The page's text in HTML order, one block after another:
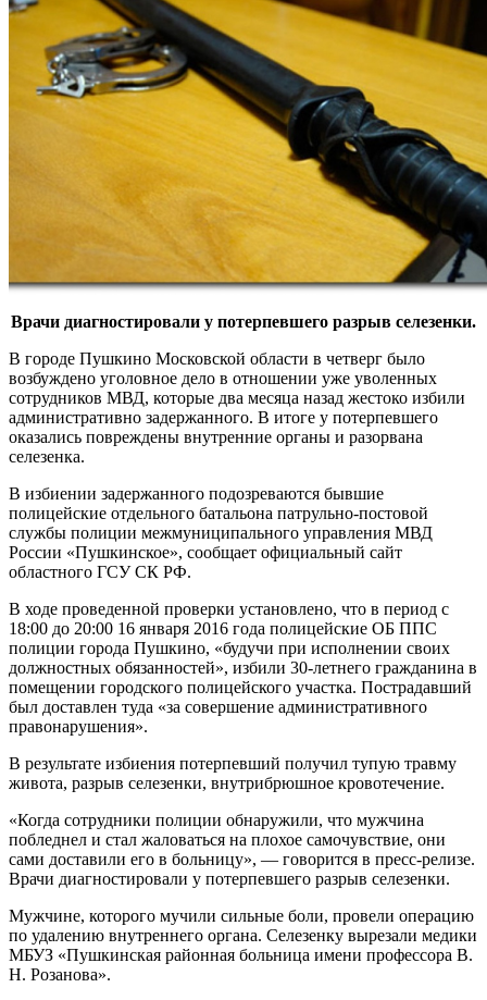
Врачи диагностировали у потерпевшего разрыв селезенки.
В городе Пушкино Московской области в четверг было
возбуждено уголовное дело в отношении уже уволенных
сотрудников МВД, которые два месяца назад жестоко избили
административно задержанного. В итоге у потерпевшего
оказались повреждены внутренние органы и разорвана
селезенка.
В избиении задержанного подозреваются бывшие
полицейские отдельного батальона патрульно-постовой
службы полиции межмуниципального управления МВД
России «Пушкинское», сообщает официальный сайт
областного ГСУ СК РФ.
В ходе проведенной проверки установлено, что в период с
18:00 до 20:00 16 января 2016 года полицейские ОБ ППС
полиции города Пушкино, «будучи при исполнении своих
должностных обязанностей», избили 30-летнего гражданина в
помещении городского полицейского участка. Пострадавший
был доставлен туда «за совершение административного
правонарушения».
В результате избиения потерпевший получил тупую травму
живота, разрыв селезенки, внутрибрюшное кровотечение.
«Когда сотрудники полиции обнаружили, что мужчина
побледнел и стал жаловаться на плохое самочувствие, они
сами доставили его в больницу», — говорится в пресс-релизе.
Врачи диагностировали у потерпевшего разрыв селезенки.
Мужчине, которого мучили сильные боли, провели операцию
по удалению внутреннего органа. Селезенку вырезали медики
МБУЗ «Пушкинская районная больница имени профессора В.
Н. Розанова».